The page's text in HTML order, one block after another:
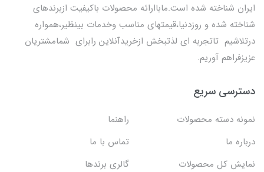
ایران شناخته شده است.ماباارائه محصولات باکیفیت ازبرندهای
شناخته شده و روزدنیا،قیمتهای مناسب وخدمات بینظیر،همواره
درتلاشیم تاتجربه ای لذتبخش ازخریدآنلاین رابرای شمامشتریان
عزیزفراهم آوریم.
دسترسی سریع
نمونه دسته محصولات
راهنما
درباره ما
تماس با ما
نمایش کل محصولات
گالری برندها